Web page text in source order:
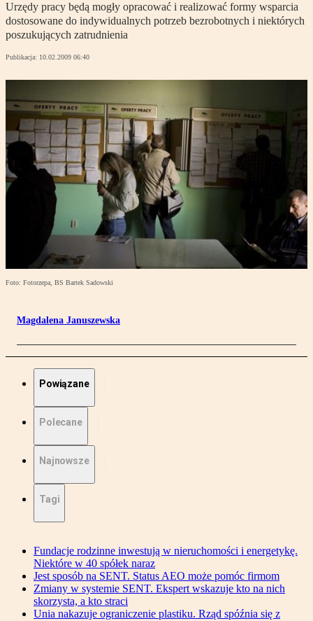
Urzędy pracy będą mogły opracować i realizować formy wsparcia
dostosowane do indywidualnych potrzeb bezrobotnych i niektórych
poszukujących zatrudnienia
Publikacja: 10.02.2009 06:40
Foto: Fotorzepa, BS Bartek Sadowski
Magdalena Januszewska
Powiązane
Polecane
Najnowsze
Tagi
Fundacje rodzinne inwestują w nieruchomości i energetykę.
Niektóre w 40 spółek naraz
Jest sposób na SENT. Status AEO może pomóc firmom
Zmiany w systemie SENT. Ekspert wskazuje kto na nich
skorzysta, a kto straci
Unia nakazuje ograniczenie plastiku. Rząd spóźnia się z